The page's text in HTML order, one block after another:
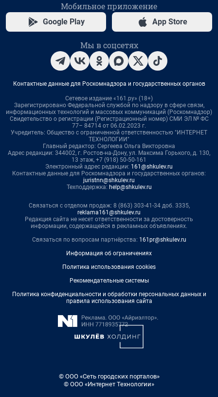
Мобильное приложение
Google Play App Store
Мы в соцсетях
Контактные данные для Роскомнадзора и государственных органов
Сетевое издание «161.ру» (18+)
Зарегистрировано Федеральной службой по надзору в сфере связи,
информационных технологий и массовых коммуникаций (Роскомнадзор)
Свидетельство о регистрации (Регистрационный номер) СМИ ЭЛ № ФС
77– 84714 от 06.02.2023 г.
Учредитель: Общество с ограниченной ответственностью "ИНТЕРНЕТ
ТЕХНОЛОГИИ"
Главный редактор: Сергеева Ольга Викторовна
Адрес редакции: 344002, г. Ростов-на-Дону, ул. Максима Горького, д. 130,
13 этаж, +7 (918) 50-50-161
Электронный адрес редакции: 161@shkulev.ru
Контактные данные для Роскомнадзора и государственных органов:
juristnn@shkulev.ru
Техподдержка: help@shkulev.ru
Связаться с отделом продаж: 8 (863) 303-41-34 доб. 3335,
reklama161@shkulev.ru
Редакция сайта не несет ответственности за достоверность
информации, содержащейся в рекламных объявлениях.
Связаться по вопросам партнёрства: 161pr@shkulev.ru
Информация об ограничениях
Политика использования cookies
Рекомендательные системы
Политика конфиденциальности и обработки персональных данных и
правила использования сайта
© ООО «Сеть городских порталов»
© ООО «Интернет Технологии»